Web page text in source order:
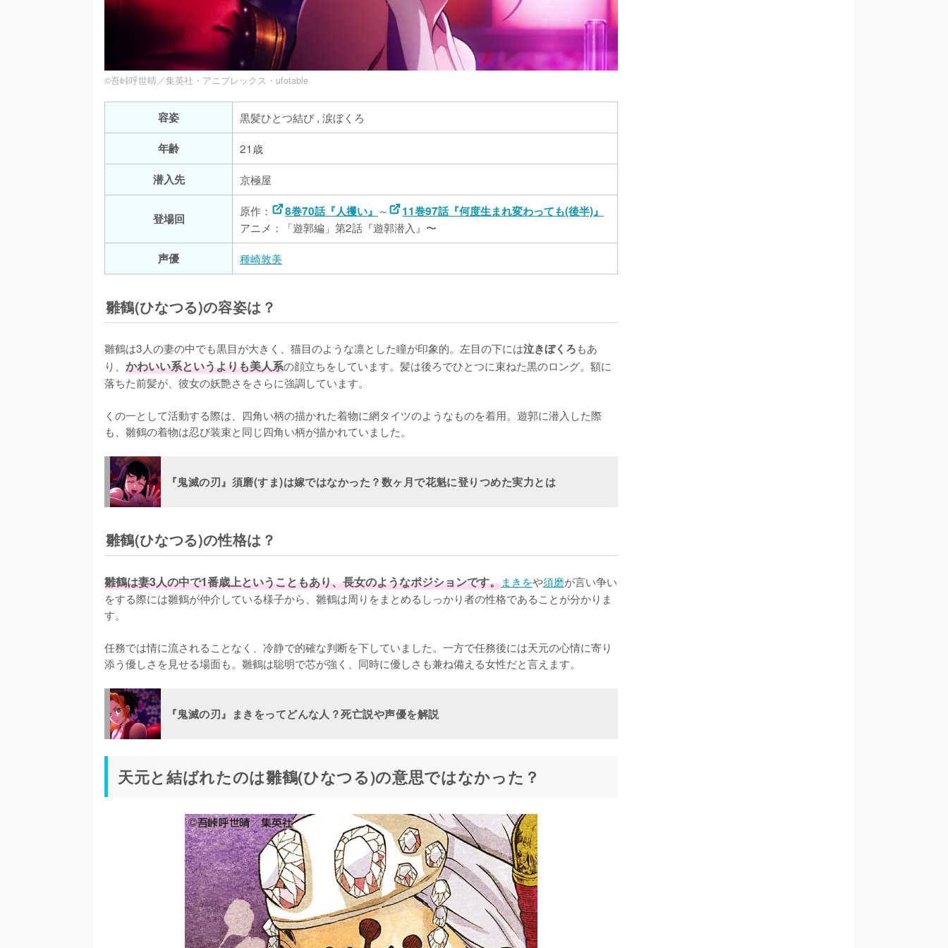
©吾峠呼世晴／集英社・アニプレックス・ufotable
容姿
黒髪ひとつ結び , 涙ぼくろ
年齢
21歳
潜入先
京極屋
登場回
原作： 8巻70話『人攫い』 ～
11巻97話『何度生まれ変わっても(後半)』
アニメ：「遊郭編」第2話『遊郭潜入』〜
声優
種崎敦美
雛鶴(ひなつる)の容姿は？
雛鶴は3人の妻の中でも黒目が大きく、猫目のような凛とした瞳が印象的。左目の下には泣きぼくろもあ
り、 かわいい系というよりも美人系の顔立ちをしています。髪は後ろでひとつに束ねた黒のロング。額に
落ちた前髪が、彼女の妖艶さをさらに強調しています。
くの一として活動する際は、四角い柄の描かれた着物に網タイツのようなものを着用。遊郭に潜入した際
も、雛鶴の着物は忍び装束と同じ四角い柄が描かれていました。
『鬼滅の刃』須磨(すま)は嫁ではなかった？数ヶ月で花魁に登りつめた実力とは
雛鶴(ひなつる)の性格は？
雛鶴は妻3人の中で1番歳上ということもあり、長女のようなポジションです。まきをや須磨が言い争い
をする際には雛鶴が仲介している様子から、雛鶴は周りをまとめるしっかり者の性格であることが分かりま
す。
任務では情に流されることなく、冷静で的確な判断を下していました。一方で任務後には天元の心情に寄り
添う優しさを見せる場面も。雛鶴は聡明で芯が強く、同時に優しさも兼ね備える女性だと言えます。
『鬼滅の刃』まきをってどんな人？死亡説や声優を解説
天元と結ばれたのは雛鶴(ひなつる)の意思ではなかった？